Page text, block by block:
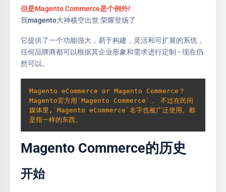
但是Magento Commerce是个例外!
我magento大神横空出世 荣耀登场了
它提供了一个功能强大，易于构建，灵活和可扩展的系统，
任何品牌商都可以根据其企业形象和需求进行定制 - 现在仍
然可以。
Magento eCommerce or Magento Commerce？
Magento官方用`Magento Commerce`， 不过在民间
媒体里,`Magento eCommerce`名字也被广泛使用。都
是指一样的东西。
Magento Commerce的历史
开始